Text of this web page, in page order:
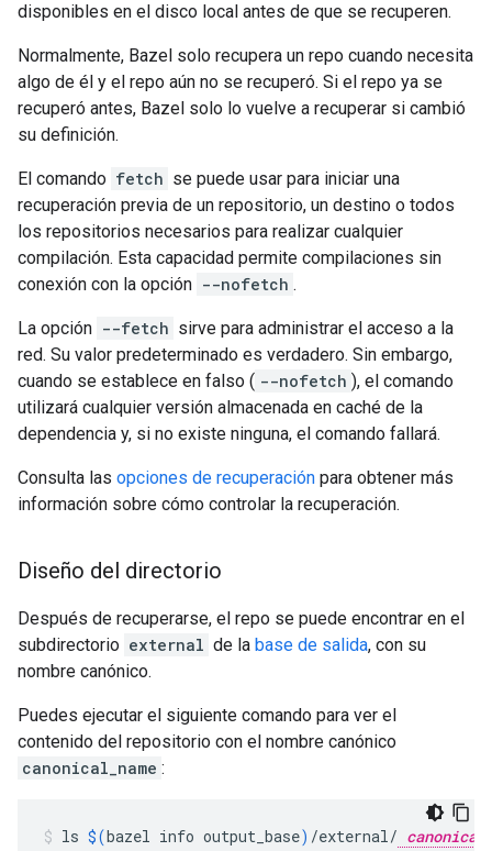
disponibles en el disco local antes de que se recuperen.
Normalmente, Bazel solo recupera un repo cuando necesita
algo de él y el repo aún no se recuperó. Si el repo ya se
recuperó antes, Bazel solo lo vuelve a recuperar si cambió
su definición.
El comando fetch se puede usar para iniciar una
recuperación previa de un repositorio, un destino o todos
los repositorios necesarios para realizar cualquier
compilación. Esta capacidad permite compilaciones sin
conexión con la opción --nofetch .
La opción --fetch sirve para administrar el acceso a la
red. Su valor predeterminado es verdadero. Sin embargo,
cuando se establece en falso ( --nofetch ), el comando
utilizará cualquier versión almacenada en caché de la
dependencia y, si no existe ninguna, el comando fallará.
Consulta las opciones de recuperación para obtener más
información sobre cómo controlar la recuperación.
Diseño del directorio
Después de recuperarse, el repo se puede encontrar en el
subdirectorio external de la base de salida, con su
nombre canónico.
Puedes ejecutar el siguiente comando para ver el
contenido del repositorio con el nombre canónico
canonical_name :
ls $(bazel info output_base) /external/